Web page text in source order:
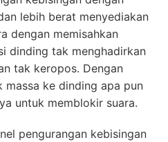
lebih berat menyediakan
dengan memisahkan
dinding tak menghadirkan
tak keropos. Dengan
massa ke dinding apa pun
untuk memblokir suara.
pengurangan kebisingan